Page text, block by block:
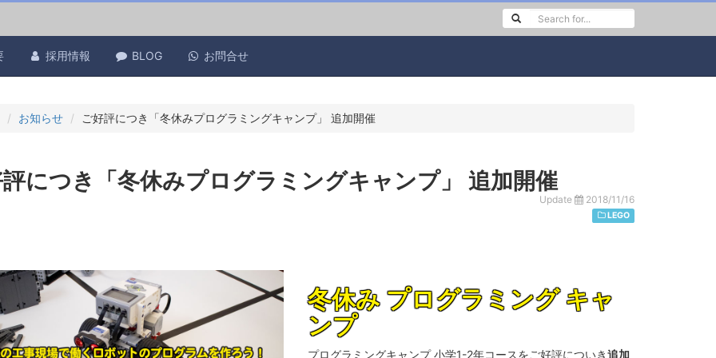
採用情報 BLOG お問合せ
お知らせ ご好評につき「冬休みプログラミングキャンプ」 追加開催
につき「冬休みプログラミングキャンプ」 追加開催
Update 2018/11/16
LEGO
冬休み プログラミングキャ
ンプ
プログラミングキャンプ 小学1-2年コースをご好評についき追加